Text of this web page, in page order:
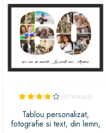
(47 voturi)
Tablou personalizat,
fotografie si text, din lemn,